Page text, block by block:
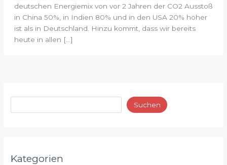
deutschen Energiemix von vor 2 Jahren der CO2 Ausstoß
in China 50%, in Indien 80% und in den USA 20% höher
ist als in Deutschland. Hinzu kommt, dass wir bereits
heute in allen […]
Suchen
Kategorien